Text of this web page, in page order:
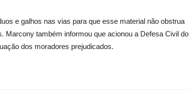
e galhos nas vias para que esse material não obstrua
Marcony também informou que acionou a Defesa Civil do
dos moradores prejudicados.